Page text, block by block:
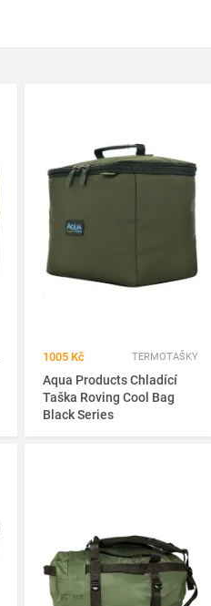
1005 Kč TERMOTAŠKY
Aqua Products Chladící
Taška Roving Cool Bag
Black Series